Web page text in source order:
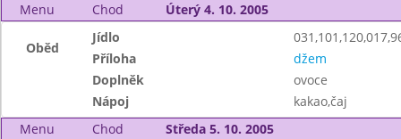
Menu
Chod Úterý 4. 10. 2005
Oběd
Jídlo
Příloha
džem
Doplněk
ovoce
Nápoj
kakao,čaj
Menu
Chod Středa 5. 10. 2005